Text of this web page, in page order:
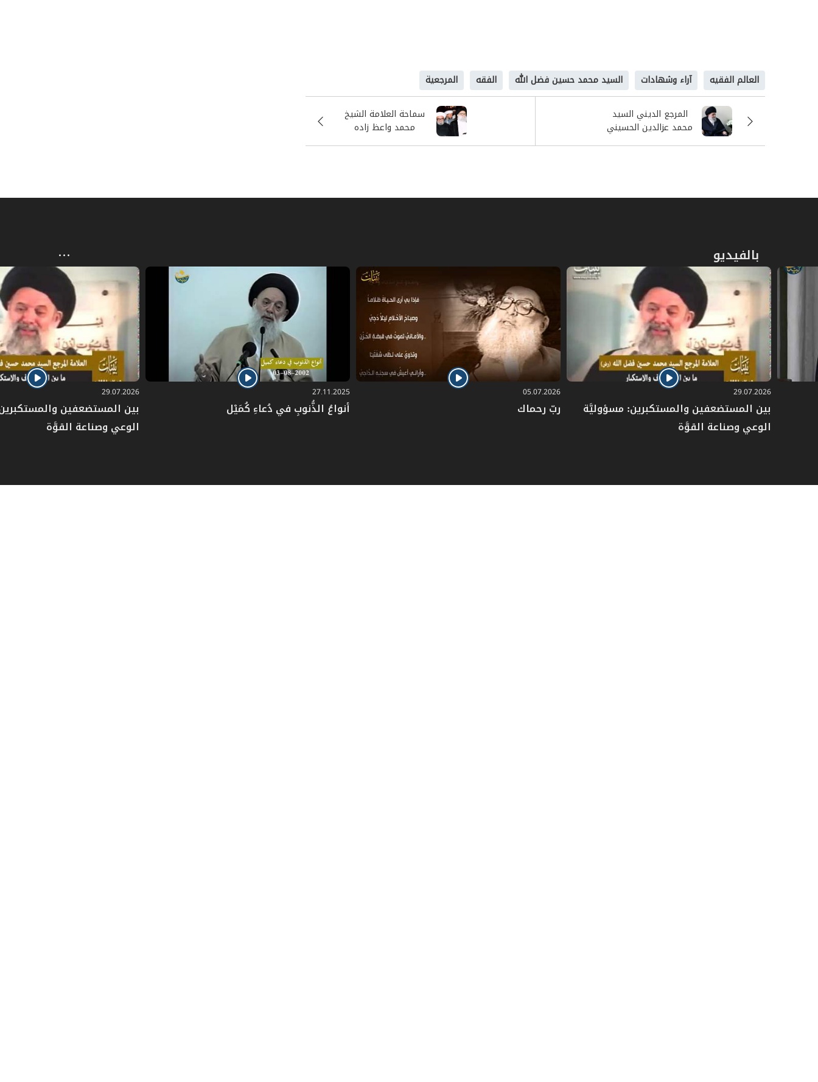
وعلى ضوء المستوى الكبير لقدراته الفكرية والسياسية والإجتماعية والجهادية فإننا نجد
فيه نموذجاً لفقيه يملك من العمق والنضج والحداثة ما يعطيه موقعاً تنشد إليه طموحات
الأمة وأمالها ….
العالم الفقيه آراء وشهادات السيد محمد حسين فضل الله الفقه المرجعية
سماحة العلامة الشيخ
محمد واعظ زاده
المرجع الديني السيد
محمد عزالدين الحسيني
بالفيديو
29.07.2026
بين المستضعفين والمستكبرين: مسؤوليَّة
الوعي وصناعة القوَّة
05.07.2026
ربّ رحماك
27.11.2025
أنواعُ الذُّنوبِ في دُعاءِ كُمَيْل
29.07.2026
بين المستضعفين
الوعي وصناعة القوَّة